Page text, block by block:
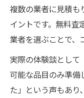
複数の業者に見積も
イントです。無料査
業者を選ぶことで、
実際の体験談とし
可能な品目のみ準備
た」という声もあり